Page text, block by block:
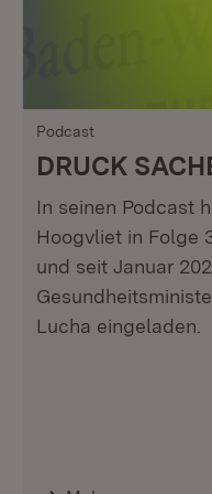
Podcast
DRUCK
In seinen Podcast
Hoogvliet in Folge
und seit Januar
Lucha eingeladen.